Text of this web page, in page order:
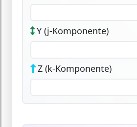
Y (j-Komponente)
Z (k-Komponente)